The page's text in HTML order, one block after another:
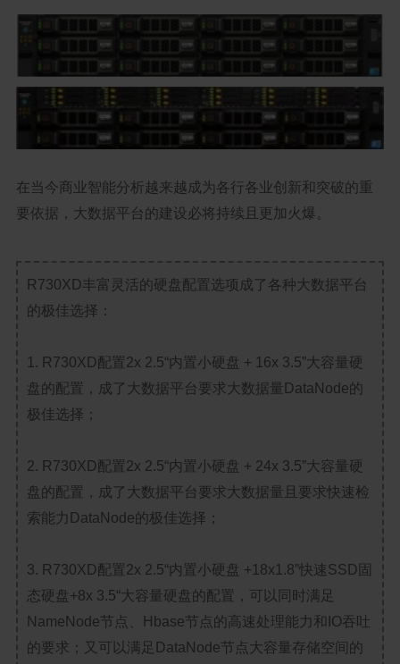
在当今商业智能分析越来越成为各行各业创新和突破的重
要依据，大数据平台的建设必将持续且更加火爆。
R730XD丰富灵活的硬盘配置选项成了各种大数据平台
的极佳选择：
1. R730XD配置2x 2.5“内置小硬盘 + 16x 3.5”大容量硬
盘的配置，成了大数据平台要求大数据量DataNode的
极佳选择；
2. R730XD配置2x 2.5“内置小硬盘 + 24x 3.5”大容量硬
盘的配置，成了大数据平台要求大数据量且要求快速检
索能力DataNode的极佳选择；
3. R730XD配置2x 2.5“内置小硬盘 +18x1.8”快速SSD固
态硬盘+8x 3.5“大容量硬盘的配置，可以同时满足
NameNode节点、Hbase节点的高速处理能力和IO吞吐
的要求；又可以满足DataNode节点大容量存储空间的